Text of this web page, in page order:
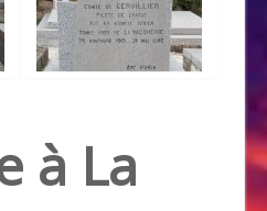
à La